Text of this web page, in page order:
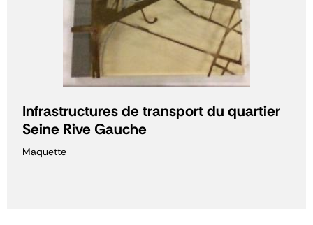
Infrastructures de transport du quartier
Seine Rive Gauche
Maquette